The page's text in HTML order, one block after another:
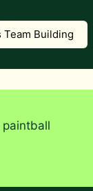
Building